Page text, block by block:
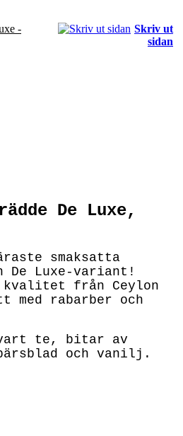
-
Skriv ut
sidan
De Luxe,
smaksatta
Luxe-variant!
från Ceylon
med rabarber och
te, bitar av
och vanilj.